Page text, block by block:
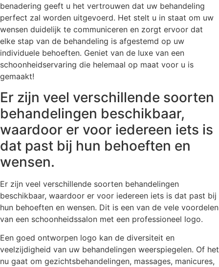
benadering geeft u het vertrouwen dat uw behandeling
perfect zal worden uitgevoerd. Het stelt u in staat om uw
wensen duidelijk te communiceren en zorgt ervoor dat
elke stap van de behandeling is afgestemd op uw
individuele behoeften. Geniet van de luxe van een
schoonheidservaring die helemaal op maat voor u is
gemaakt!
Er zijn veel verschillende soorten
behandelingen beschikbaar,
waardoor er voor iedereen iets is
dat past bij hun behoeften en
wensen.
Er zijn veel verschillende soorten behandelingen
beschikbaar, waardoor er voor iedereen iets is dat past bij
hun behoeften en wensen. Dit is een van de vele voordelen
van een schoonheidssalon met een professioneel logo.
Een goed ontworpen logo kan de diversiteit en
veelzijdigheid van uw behandelingen weerspiegelen. Of het
nu gaat om gezichtsbehandelingen, massages, manicures,